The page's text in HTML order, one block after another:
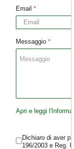
Email *
Messaggio *
Apri e leggi
Dichiaro di aver
196/2003 e Reg.